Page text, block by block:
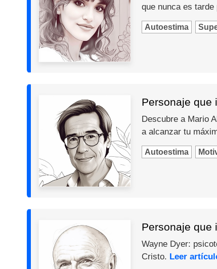
que nunca es
Autoestima
Personaje que
Descubre a Mario
a alcanzar tu
Autoestima
Personaje que
Wayne Dyer:
Cristo. Leer